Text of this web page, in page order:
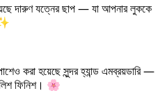
দারুণ যত্নের ছাপ — যা আপনার লুককে
করা হয়েছে সুন্দর হ্যান্ড এমব্রয়ডারি —
ফিনিশ। 🌸